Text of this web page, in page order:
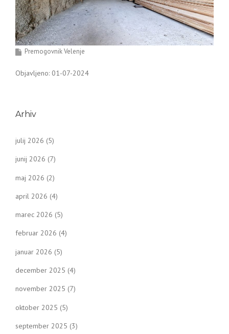
Premogovnik Velenje
Objavljeno: 01-07-2024
Arhiv
julij 2026 (5)
junij 2026 (7)
maj 2026 (2)
april 2026 (4)
marec 2026 (5)
februar 2026 (4)
januar 2026 (5)
december 2025 (4)
november 2025 (7)
oktober 2025 (5)
september 2025 (3)